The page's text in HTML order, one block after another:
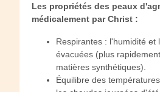
Les propriétés des peaux
médicalement par Christ :
Respirantes : l'humidité et
évacuées (plus
matières synthétiques).
Équilibre des